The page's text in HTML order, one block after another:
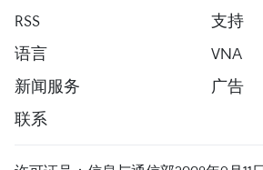
RSS
支持
语言
VNA
新闻服务
广告
联系